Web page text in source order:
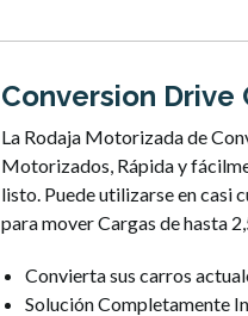
Conversion
La Rodaja Motorizada de
Motorizados, Rápida y
listo. Puede utilizarse en casi
para mover Cargas de hasta
Convierta sus carros
Solución Completamente